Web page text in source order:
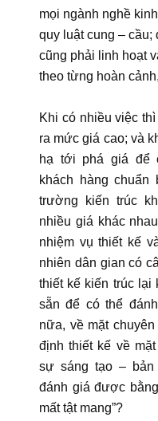
mọi ngành nghề
quy luật cung – cầu;
cũng phải linh hoạt
theo từng hoàn
Khi có nhiều việc
ra mức giá cao; và
hạ tới phá giá để
khách hàng chuẩn
trường kiến trúc
nhiều giá khác
nhiệm vụ thiết kế
nhiên dân gian có
thiết kế kiến trúc lại
sẵn để có thể
nữa, về mặt
định thiết kế về
sự sáng tạo – bản
đánh giá được
mất tật mang”?